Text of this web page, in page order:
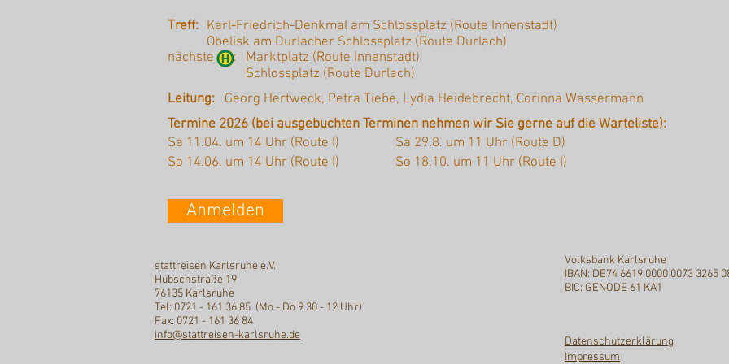
Karl-Friedrich-Denkmal am Schlossplatz (Route Innenstadt)
Obelisk am Durlacher Schlossplatz (Route Durlach)
Treff:
nächste :
Marktplatz (Route Innenstadt)
Schlossplatz (Route Durlach)
Leitung:
Georg Hertweck, Petra Tiebe, Lydia Heidebrecht, Corinna Wassermann
Termine 2026 (bei ausgebuchten Terminen nehmen wir Sie gerne auf die Warteliste):
Sa 11.04. um 14 Uhr (Route I)
Sa 29.8. um 11 Uhr (Route D)
So 14.06. um 14 Uhr (Route I)
So 18.10. um 11 Uhr (Route I)
Anmelden
stattreisen Karlsruhe e.V.
Hübschstraße 19
76135 Karlsruhe
Tel: 0721 - 161 36 85 (Mo - Do 9.30 - 12 Uhr)
Fax: 0721 - 161 36 84
info@stattreisen-karlsruhe.de
Volksbank Karlsruhe
IBAN: DE74 6619 0000 0073 3265
BIC: GENODE 61 KA1
Datenschutzerklärung
Impressum